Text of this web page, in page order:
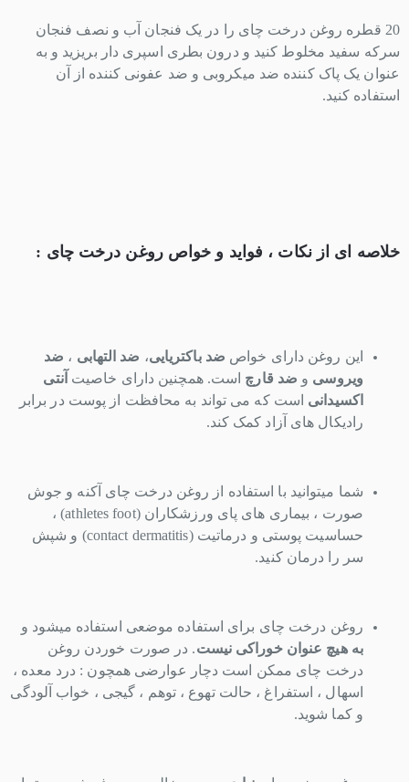
20 قطره روغن درخت چای را در یک فنجان آب و نصف فنجان
سرکه سفید مخلوط کنید و درون بطری اسپری دار بریزید و به
عنوان یک پاک کننده ضد میکروبی و ضد عفونی کننده از آن
استفاده کنید.
خلاصه ای از نکات ، فواید و خواص روغن درخت چای :
این روغن دارای خواص ضد باکتریایی، ضد التهابی ، ضد
ویروسی و ضد قارچ است. همچنین دارای خاصیت آنتی
اکسیدانی است که می تواند به محافظت از پوست در برابر
رادیکال های آزاد کمک کند.
شما میتوانید با استفاده از روغن درخت چای آکنه و جوش
صورت ، بیماری های پای ورزشکاران (athletes foot) ،
حساسیت پوستی و درماتیت (contact dermatitis) و شپش
سر را درمان کنید.
روغن درخت چای برای استفاده موضعی استفاده میشود و
به هیچ عنوان خوراکی نیست. در صورت خوردن روغن
درخت چای ممکن است دچار عوارضی همچون : درد معده ،
اسهال ، استفراغ ، حالت تهوع ، توهم ، گیجی ، خواب آلودگی
و کما شوید.